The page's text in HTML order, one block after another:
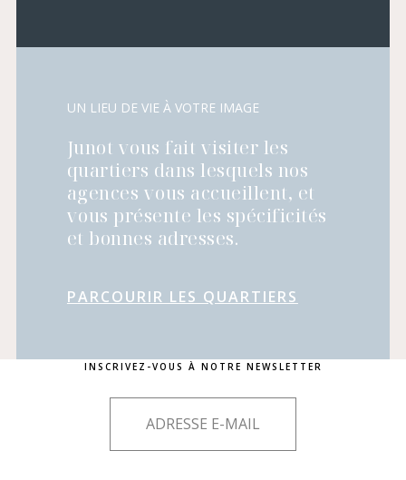
UN LIEU DE VIE À VOTRE IMAGE
Junot vous fait visiter les
quartiers dans lesquels nos
agences vous accueillent, et
vous présente les spécificités
et bonnes adresses.
PARCOURIR LES QUARTIERS
INSCRIVEZ-VOUS À NOTRE NEWSLETTER